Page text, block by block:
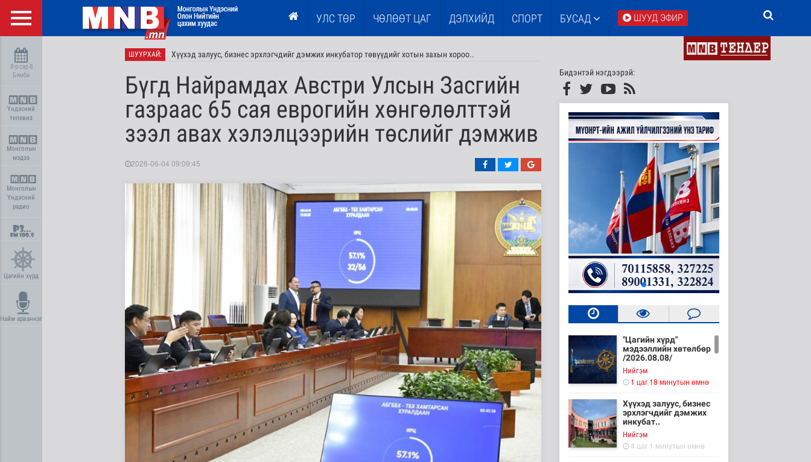
УЛС ТӨР ЧӨЛӨӨТ ЦАГ ДЭЛХИЙД СПОРТ БУСАД ШУУД ЭФИР
8-р сар 8
Бямба
Үндэсний
телевиз
Монголын
мэдээ
Монголын
Үндэсний
радио
Цагийн хүрд
Найм арваннэг
ШУУРХАЙ: Хүүхэд залуус, бизнес эрхлэгчдийг дэмжих инкубатор төвүүдийг хотын захын хороо..
Сүхбаатар суманд баригдаж буй 70 МВт-ын хүчин чадалтай ДЦС-ын технологийн анхн..
Бүгд Найрамдах Австри Улсын Засгийн
газраас 65 сая еврогийн хөнгөлөлттэй
зээл авах хэлэлцээрийн төслийг дэмжив
2026-06-04 09:09:45
Бидэнтэй нэгдээрэй:
"Цагийн хүрд"
мэдээллийн хөтөлбөр
/2026.08.08/
Нийгэм
1 цаг 18 минутын өмнө
Хүүхэд залуус, бизнес
эрхлэгчдийг дэмжих
инкубат..
Нийгэм
4 цаг 1 минутын өмнө